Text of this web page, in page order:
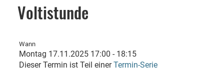
Voltistunde
Wann
Montag 17.11.2025 17:00 - 18:15
Dieser Termin ist Teil einerTermin-Serie